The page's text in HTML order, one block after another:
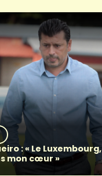
: « Le Luxembourg,
mon cœur »